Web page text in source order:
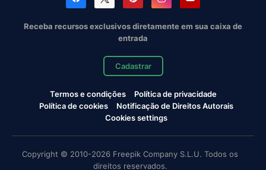
Receba recursos exclusivos diretamente em sua caixa de
entrada
Cadastrar
Termos e condições
Política de privacidade
Política de cookies
Notificação de Direitos Autorais
Cookies settings
Copyright © 2010-2026 Freepik Company S.L.U. Todos os
direitos reservados.